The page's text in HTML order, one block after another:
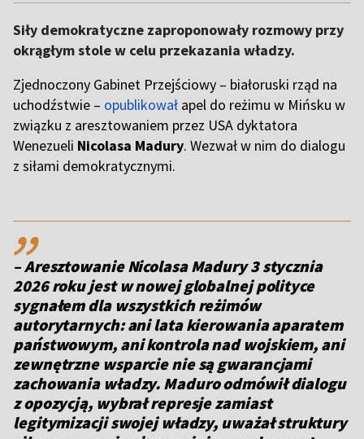
Siły demokratyczne zaproponowały rozmowy przy
okrągłym stole w celu przekazania władzy.
Zjednoczony Gabinet Przejściowy – białoruski rząd na
uchodźstwie – opublikował apel do reżimu w Mińsku w
związku z aresztowaniem przez USA dyktatora
Wenezueli Nicolasa Madury. Wezwał w nim do dialogu
z siłami demokratycznymi.
,,
– Aresztowanie Nicolasa Madury 3 stycznia
2026 roku jest w nowej globalnej polityce
sygnałem dla wszystkich reżimów
autorytarnych: ani lata kierowania aparatem
państwowym, ani kontrola nad wojskiem, ani
zewnętrzne wsparcie nie są gwarancjami
zachowania władzy. Maduro odmówił dialogu
z opozycją, wybrał represje zamiast
legitymizacji swojej władzy, uważał struktury